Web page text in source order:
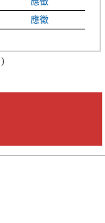
應徵
)